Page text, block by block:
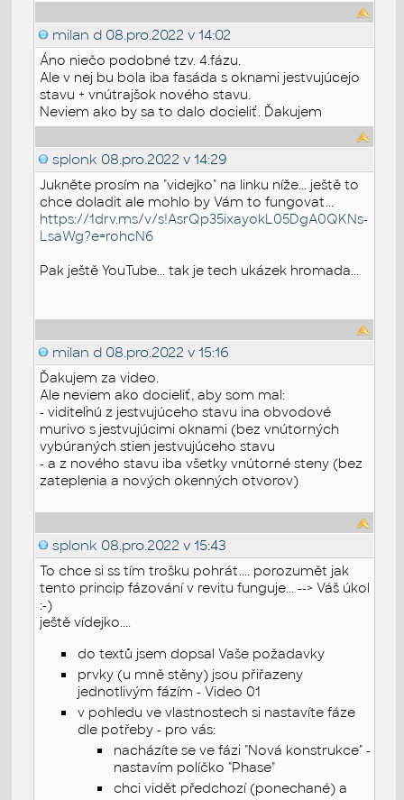
milan d 08.pro.2022 v 14:02
Áno niečo podobné tzv. 4.fázu.
Ale v nej bu bola iba fasáda s oknami jestvujúcejo
stavu + vnútrajšok nového stavu.
Neviem ako by sa to dalo docieliť. Ďakujem
splonk 08.pro.2022 v 14:29
Jukněte prosím na "videjko" na linku níže... ještě to
chce doladit ale mohlo by Vám to fungovat...
https://1drv.ms/v/s!AsrQp35ixayokL05DgA0QKNs-
LsaWg?e=rohcN6
Pak ještě YouTube... tak je tech ukázek hromada...
milan d 08.pro.2022 v 15:16
Ďakujem za video.
Ale neviem ako docieliť, aby som mal:
- viditeľnú z jestvujúceho stavu ina obvodové
murivo s jestvujúcimi oknami (bez vnútorných
vybúraných stien jestvujúceho stavu
- a z nového stavu iba všetky vnútorné steny (bez
zateplenia a nových okenných otvorov)
splonk 08.pro.2022 v 15:43
To chce si ss tím trošku pohrát.... porozumět jak
tento princip fázování v revitu funguje... --> Váš úkol
:-)
ještě vídejko....
do textů jsem dopsal Vaše požadavky
prvky (u mně stěny) jsou přiřazeny
jednotlivým fázím - Video 01
v pohledu ve vlastnostech si nastavíte fáze
dle potřeby - pro vás:
nacházíte se ve fázi "Nová konstrukce" -
nastavím políčko "Phase"
chci vidět předchozí (ponechané) a